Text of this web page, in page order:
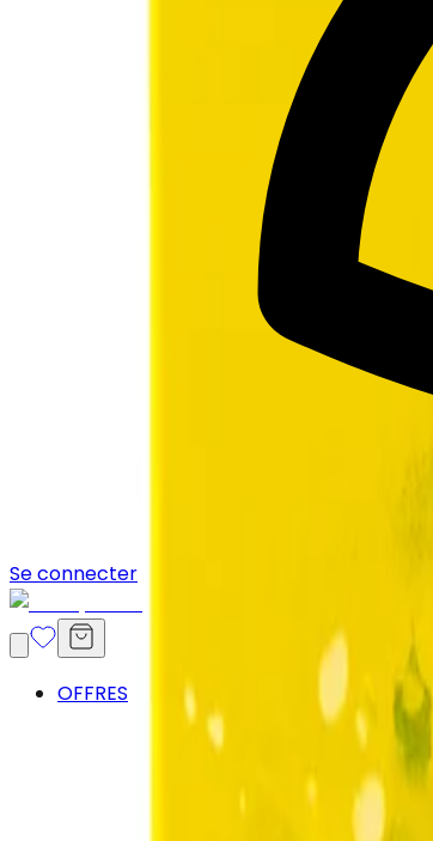
Se connecter
OFFRES